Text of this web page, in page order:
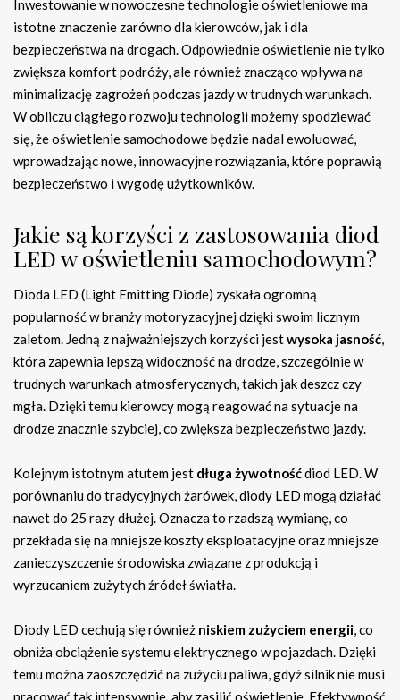
Inwestowanie w nowoczesne technologie oświetleniowe ma
istotne znaczenie zarówno dla kierowców, jak i dla
bezpieczeństwa na drogach. Odpowiednie oświetlenie nie tylko
zwiększa komfort podróży, ale również znacząco wpływa na
minimalizację zagrożeń podczas jazdy w trudnych warunkach.
W obliczu ciągłego rozwoju technologii możemy spodziewać
się, że oświetlenie samochodowe będzie nadal ewoluować,
wprowadzając nowe, innowacyjne rozwiązania, które poprawią
bezpieczeństwo i wygodę użytkowników.
Jakie są korzyści z zastosowania diod
LED w oświetleniu samochodowym?
Dioda LED (Light Emitting Diode) zyskała ogromną
popularność w branży motoryzacyjnej dzięki swoim licznym
zaletom. Jedną z najważniejszych korzyści jestwysoka jasność,
która zapewnia lepszą widoczność na drodze, szczególnie w
trudnych warunkach atmosferycznych, takich jak deszcz czy
mgła. Dzięki temu kierowcy mogą reagować na sytuacje na
drodze znacznie szybciej, co zwiększa bezpieczeństwo jazdy.
Kolejnym istotnym atutem jest długa żywotnośćdiod LED. W
porównaniu do tradycyjnych żarówek, diody LED mogą działać
nawet do 25 razy dłużej. Oznacza to rzadszą wymianę, co
przekłada się na mniejsze koszty eksploatacyjne oraz mniejsze
zanieczyszczenie środowiska związane z produkcją i
wyrzucaniem zużytych źródeł światła.
Diody LED cechują się również niskiem zużyciem energii, co
obniża obciążenie systemu elektrycznego w pojazdach. Dzięki
temu można zaoszczędzić na zużyciu paliwa, gdyż silnik nie musi
pracować tak intensywnie, aby zasilić oświetlenie. Efektywność